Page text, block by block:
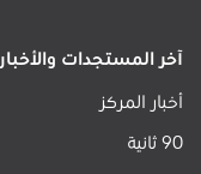
آخر المستجدات والأخبار
أخبار المركز
90 ثانية